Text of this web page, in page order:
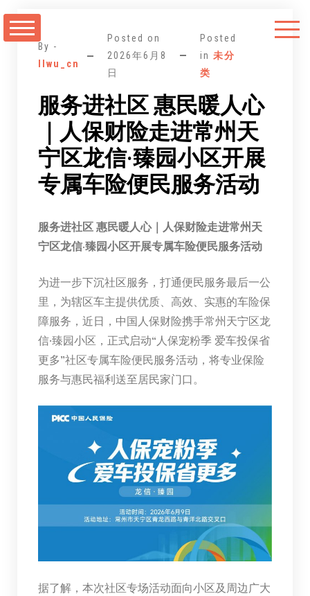
至
By -
llwu_cn
Posted on
2026年6月8
日
Posted
in未分
类
服务进社区 惠民暖人心
｜人保财险走进常州天
宁区龙信·臻园小区开展
专属车险便民服务活动
服务进社区 惠民暖人心｜人保财险走进常州天
宁区龙信·臻园小区开展专属车险便民服务活动
为进一步下沉社区服务，打通便民服务最后一公
里，为辖区车主提供优质、高效、实惠的车险保
障服务，近日，中国人保财险携手常州天宁区龙
信·臻园小区，正式启动“人保宠粉季 爱车投保省
更多”社区专属车险便民服务活动，将专业保险
服务与惠民福利送至居民家门口。
据了解，本次社区专场活动面向小区及周边广大